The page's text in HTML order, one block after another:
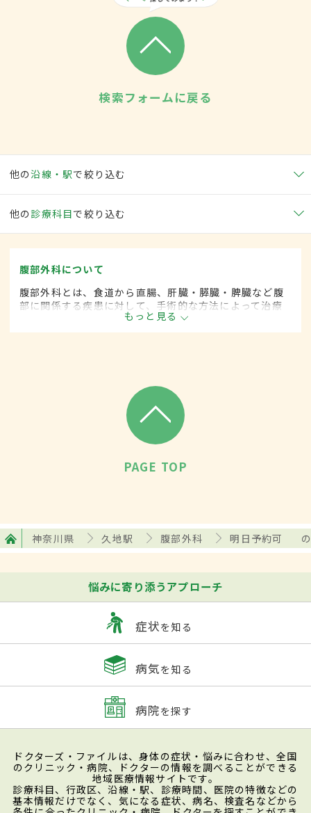
検索フォームに戻る
他の沿線・駅で絞り込む
他の 診療科目で絞り込む
腹部外科について
腹部外科とは、食道から直腸、肝臓・膵臓・脾臓など腹
部に関係する疾患に対して、手術的な方法によって治療
する外科の一領域です。もっと見る
PAGE TOP
神奈川県 久地駅 腹部外科 明日予約可
悩みに寄り添うアプローチ
症状を知る
病気を知る
病院を探す
ドクターズ・ファイルは、身体の症状・悩みに合わせ、全国
のクリニック・病院、ドクターの情報を調べることができる
地域医療情報サイトです。
診療科目、行政区、沿線・駅、診療時間、医院の特徴などの
基本情報だけでなく、気になる症状、病名、検査名などから